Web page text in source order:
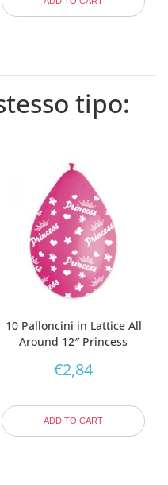
tipo:
10 Palloncini in Lattice All
Around 12″ Princess
€2,84
ADD TO CART